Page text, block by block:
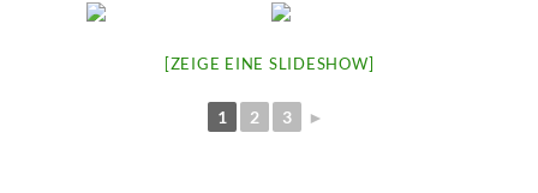
[ZEIGE EINE SLIDESHOW]
1 2 3 ►